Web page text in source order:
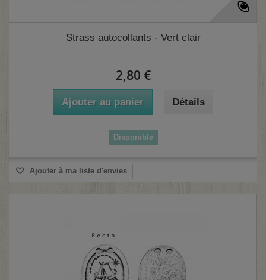
Strass autocollants - Vert clair
2,80 €
Ajouter au panier Détails
Disponible
Ajouter à ma liste d'envies